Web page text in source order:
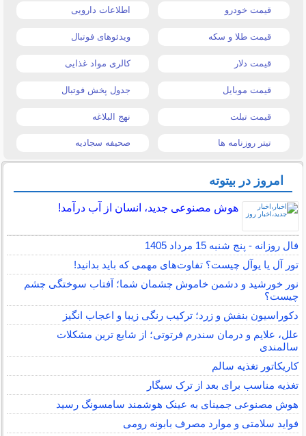
قیمت خودرو اطلاعات دارویی
قیمت طلا و سکه ویدئوهای فوتبال
قیمت دلار کالری مواد غذایی
قیمت موبایل جدول پخش فوتبال
قیمت تبلت نهج البلاغه
تیتر روزنامه ها صحیفه سجادیه
امروز در بیتوته
هوش مصنوعی جدید، انسان از آب درآمد!
فال روزانه - پنج شنبه 15 مرداد 1405
تور آل یا یوآل چیست؟ تفاوت‌های مهمی که باید بدانید!
نور خورشید و دشمن خاموش چشمان شما؛ آفتاب سوختگی چشم
چیست؟
دکوراسیون بنفش و زرد؛ ترکیب رنگی زیبا و اعجاب انگیز
علل، علایم و درمان سندرم فرتوتی؛ از شایع ترین مشکلات
سالمندی
کاریکاتور تغذیه سالم
تغذیه مناسب برای بعد از ترک سیگار
هوش مصنوعی جمینای به عینک هوشمند سامسونگ رسید
فواید سلامتی و موارد مصرف بابونه رومی